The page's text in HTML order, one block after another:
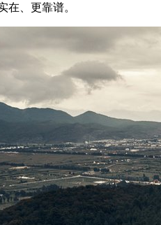
在、更靠谱。